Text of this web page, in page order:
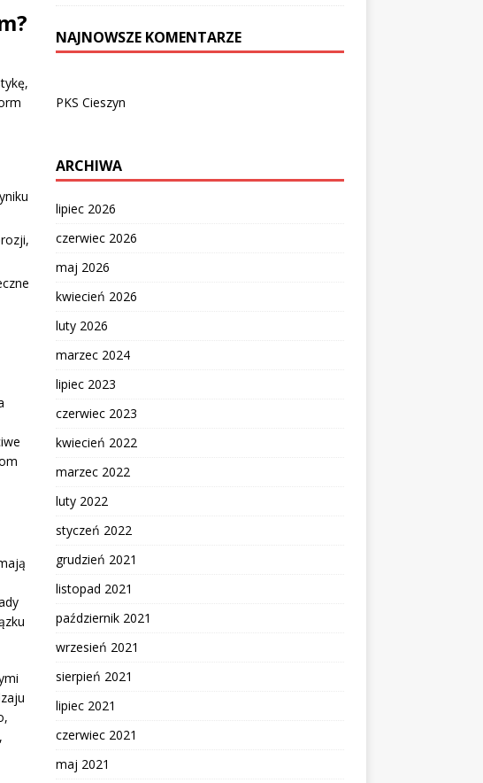
NAJNOWSZE KOMENTARZE
PKS Cieszyn
ARCHIWA
lipiec 2026
czerwiec 2026
maj 2026
kwiecień 2026
luty 2026
marzec 2024
lipiec 2023
czerwiec 2023
kwiecień 2022
marzec 2022
luty 2022
styczeń 2022
grudzień 2021
listopad 2021
październik 2021
wrzesień 2021
sierpień 2021
lipiec 2021
czerwiec 2021
maj 2021